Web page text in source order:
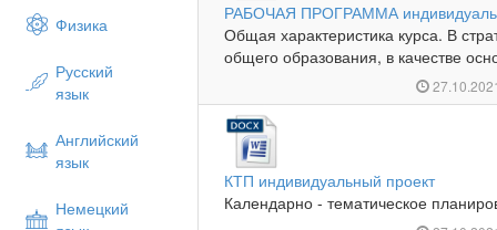
Физика
Русский
язык
Английский
язык
Немецкий
РАБОЧАЯ ПРОГРАММА
Общая характеристика курса. В
общего образования, в качестве
КТП индивидуальный проект
Календарно - тематическое